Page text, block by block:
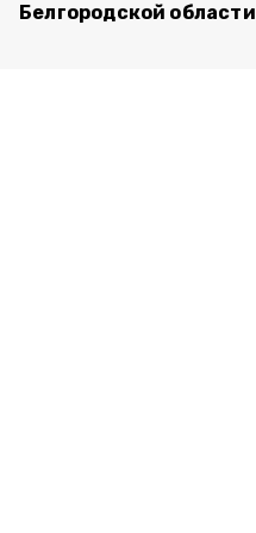
Белгородской области